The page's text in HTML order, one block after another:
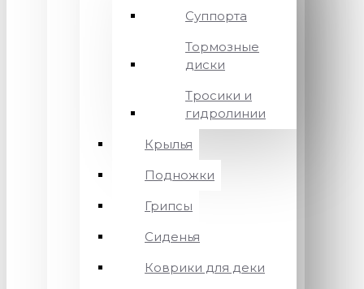
Суппорта
Тормозные
диски
Тросики и
гидролинии
Крылья
Подножки
Грипсы
Сиденья
Коврики для деки